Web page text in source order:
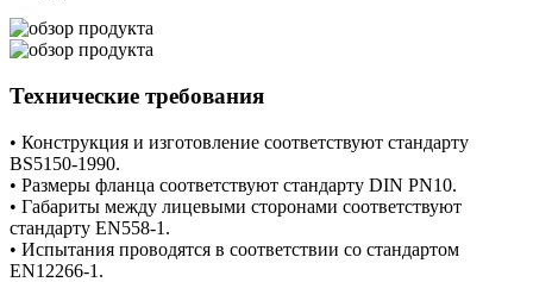
Технические требования
• Конструкция и изготовление соответствуют стандарту
BS5150-1990.
• Размеры фланца соответствуют стандарту DIN PN10.
• Габариты между лицевыми сторонами соответствуют
стандарту EN558-1.
• Испытания проводятся в соответствии со стандартом
EN12266-1.